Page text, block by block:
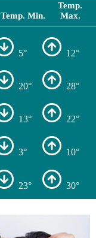
Temp. Min.
Temp.
Max.
5° 12°
20° 28°
13° 22°
3° 10°
23° 30°